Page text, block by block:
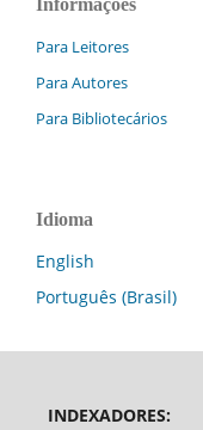
Informações
Para Leitores
Para Autores
Para Bibliotecários
Idioma
English
Português (Brasil)
INDEXADORES: